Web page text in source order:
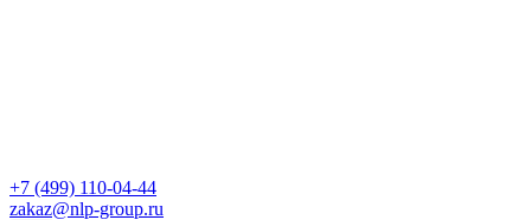
+7 (499) 110-04-44
zakaz@nlp-group.ru